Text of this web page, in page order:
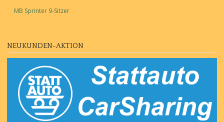
MB Sprinter 9-Sitzer
NEUKUNDEN-AKTION